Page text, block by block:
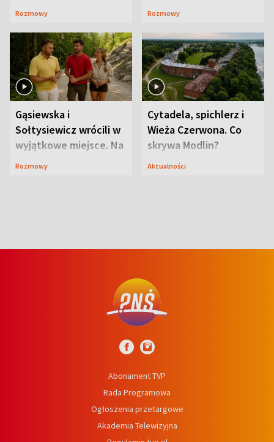
uwierzyć, co przeszła
Rozmowy
swoje niezwykłe
Rozmowy
Gąsiewska i
Sołtysiewicz wrócili w
wyjątkowe miejsce. Na
szlaku czekał
Rozmowy
Cytadela, spichlerz i
Wieża Czerwona. Co
skrywa Modlin?
Aktualności
Abonament TVP
Rada Programowa
Ogłoszenia przetargowe
Akademia Telewizyjna